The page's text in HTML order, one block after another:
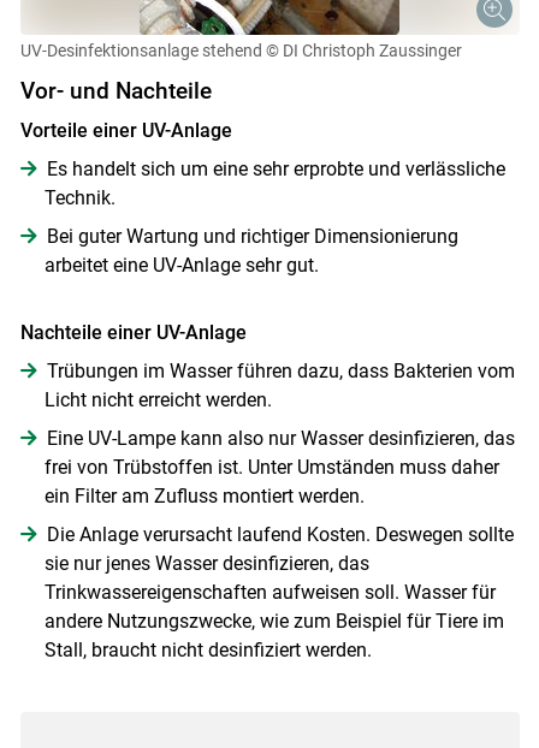
UV-Desinfektionsanlage stehend © DI Christoph Zaussinger
Vor- und Nachteile
Vorteile einer UV-Anlage
Es handelt sich um eine sehr erprobte und verlässliche
Technik.
Bei guter Wartung und richtiger Dimensionierung
arbeitet eine UV-Anlage sehr gut.
Nachteile einer UV-Anlage
Trübungen im Wasser führen dazu, dass Bakterien vom
Licht nicht erreicht werden.
Eine UV-Lampe kann also nur Wasser desinfizieren, das
frei von Trübstoffen ist. Unter Umständen muss daher
ein Filter am Zufluss montiert werden.
Die Anlage verursacht laufend Kosten. Deswegen sollte
sie nur jenes Wasser desinfizieren, das
Trinkwassereigenschaften aufweisen soll. Wasser für
andere Nutzungszwecke, wie zum Beispiel für Tiere im
Stall, braucht nicht desinfiziert werden.